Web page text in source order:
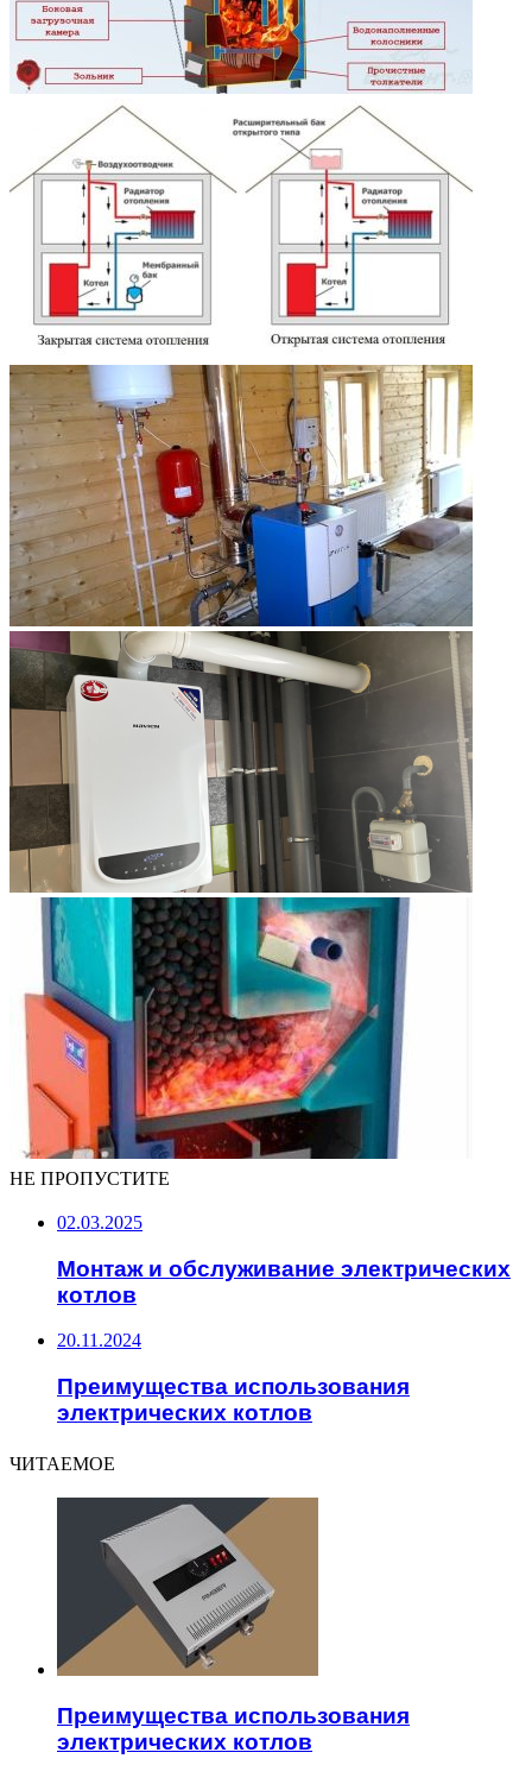
НЕ ПРОПУСТИТЕ
02.03.2025
Монтаж и обслуживание электрических
котлов
20.11.2024
Преимущества использования
электрических котлов
ЧИТАЕМОЕ
Преимущества использования
электрических котлов